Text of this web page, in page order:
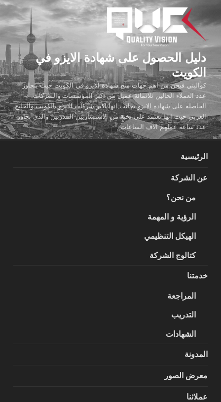
المحتوى
دليل الحصول على شهادة الايزو في
الكويت
كواليتي فيجن من اهم جهات منح شهادة الايزو في الكويت حيث يتجاوز
عدد العملاء الحالين ثلاثمائة عميل من اكبر المؤسسات والشركات
الحاصله على شهادة الايزو بجانب انها اكبر شركات الايزو بالكويت والخليج
العربي حيث انها تعتمد على نخبة من الاستشاريين المدربين والذي تجاوز
عدد ساعه عملهم الاف الساعات
الرئيسية
عن الشركة
من نحن؟
الرؤية و المهمة
الهيكل التنظيمي
كتالوج الشركة
خدمتنا
المراجعة
التدريب
الشهادات
المدونة
معرض الصور
عملائنا